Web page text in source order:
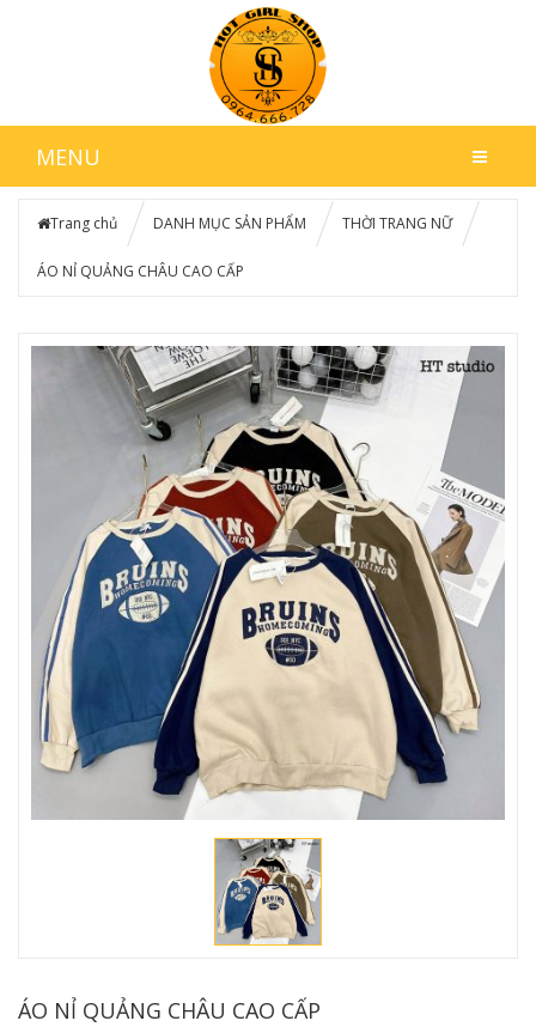
MENU
Trang chủ DANH MỤC SẢN PHẨM THỜI TRANG NỮ
ÁO NỈ QUẢNG CHÂU CAO CẤP
ÁO NỈ QUẢNG CHÂU CAO CẤP